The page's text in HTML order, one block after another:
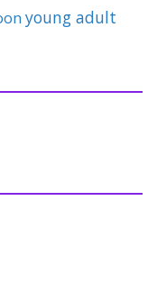
young adult